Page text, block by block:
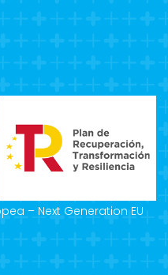
– Next Generation EU